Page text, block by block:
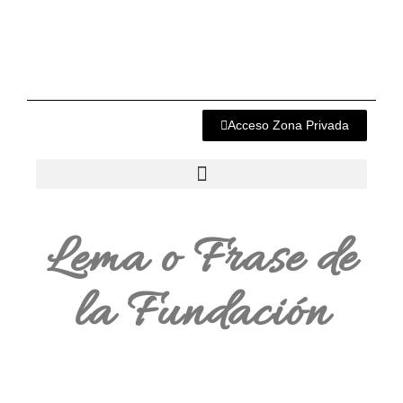
Acceso Zona Privada
Lema o Frase de
la Fundación